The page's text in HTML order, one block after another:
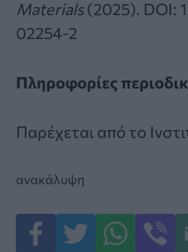
Materials(2025). DOI:
02254-2
Πληροφορίες
Παρέχεται από το
ανακάλυψη